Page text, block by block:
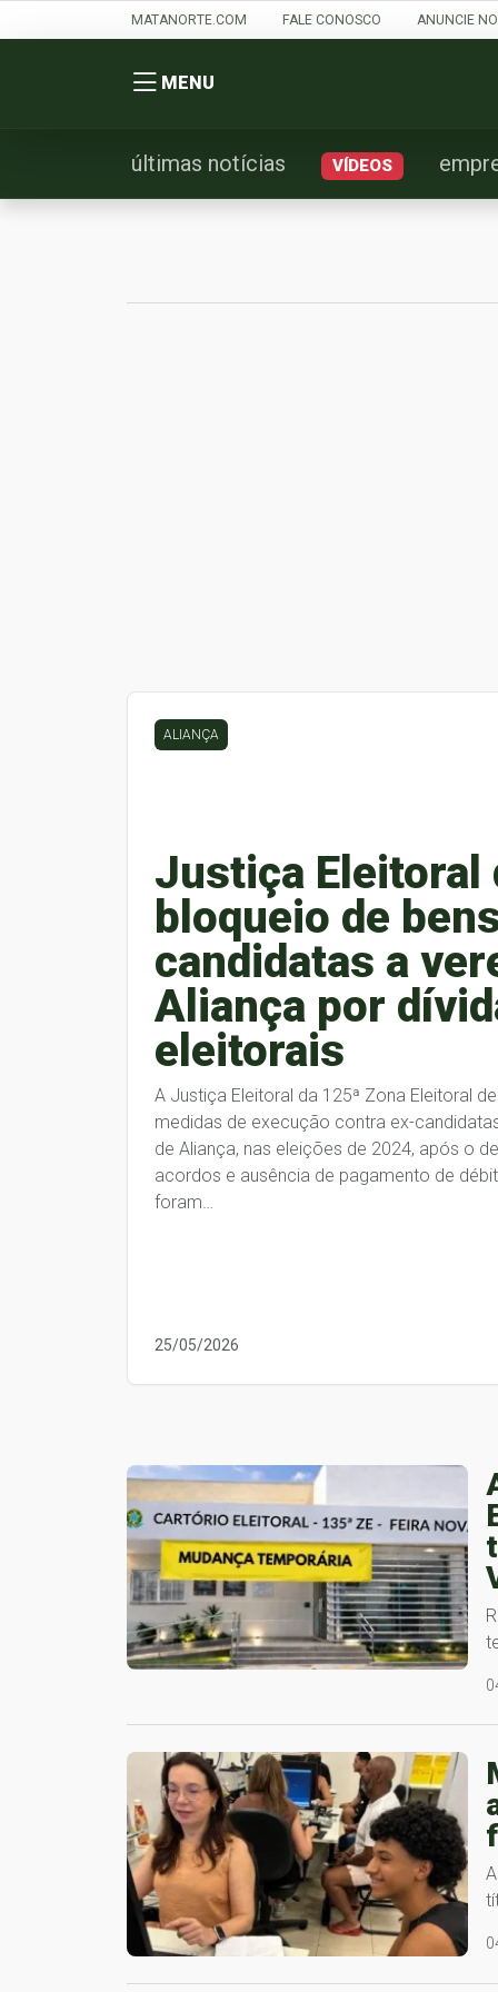
MATANORTE.COM FALE CONOSCO ANUNCIE
MENU
últimas notícias VÍDEOS
ALIANÇA
Justiça Eleitoral
bloqueio de
candidatas a
Aliança por
eleitorais
A Justiça Eleitoral da 125ª Zona Eleitoral
medidas de execução contra ex-
de Aliança, nas eleições de 2024, após o
acordos e ausência de pagamento de
foram…
25/05/2026